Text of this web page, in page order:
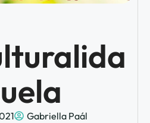
Gabriella Paál